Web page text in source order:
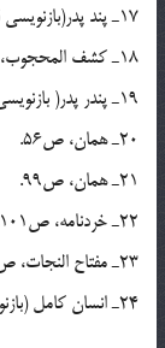
17ـ پند پدر(بازنويسي قابوس نامه)،صص97و98
18ـ کشف المحجوب، صص495و496
19ـ پندر پدر( بازنويسي قابوس نامه)، ص105.
20ـ همان، ص56.
21ـ همان، ص99.
22ـ خردنامه، ص101.
23ـ مفتاح النجات، ص166.
24ـ انسان کامل (بازنويسي الانسان الکامل)، ص07 .